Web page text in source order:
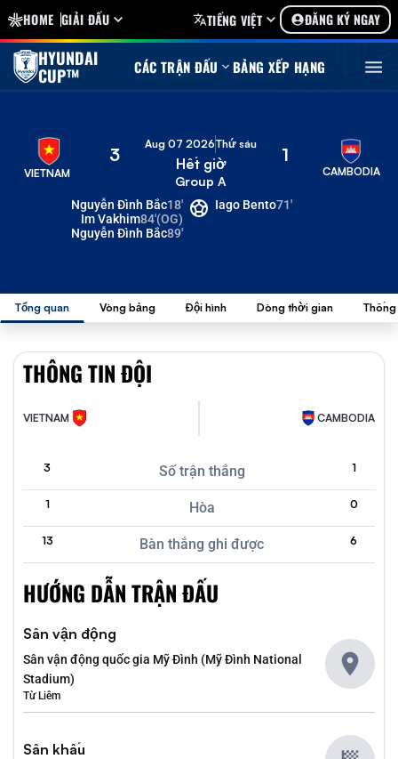
HOME GIẢI ĐẤU TIẾNG VIỆT ĐĂNG KÝ NGAY
HYUNDAI
CUP™ CÁC TRẬN ĐẤU BẢNG XẾP HẠNG
VIETNAM
3
Group A
Hết giờ
Aug 07 2026Thứ sáu 1
CAMBODIA
Nguyễn Đình Bắc18'
Im Vakhim84'(OG)
Nguyễn Đình Bắc89'
Iago Bento71'
Tổng quan Vòng bảng Đội hình Dòng thời gian Thống
THÔNG TIN ĐỘI
VIETNAM CAMBODIA
3 Số trận thắng 1
1 Hòa 0
13 Bàn thắng ghi được 6
HƯỚNG DẪN TRẬN ĐẤU
Sân vận động
Sân vận động quốc gia Mỹ Đình (Mỹ Đình National
Stadium)
Từ Liêm
Sân khấu